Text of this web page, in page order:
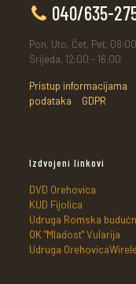
040/635-
Pon, Uto, Čet, Pet,
Srijeda, 12:00 - 16:00
Pristup informacijama
podataka
GDPR
Izdvojeni linkovi
DVD Orehovica
KUD Fijolica
Udruga Romska
OK "Mladost" Vularija
Udruga